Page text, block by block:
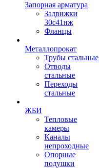
Запорная арматура
Задвижки
30с41нж
Фланцы
Металлопрокат
Трубы стальные
Отводы
стальные
Переходы
стальные
ЖБИ
Тепловые
камеры
Каналы
непроходные
Опорные
подушки